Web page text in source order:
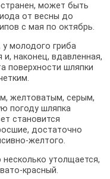
может быть
от весны до
с мая по октябрь.
молодого гриба
наконец, вдавленная,
поверхности шляпки
желтоватым, серым,
погоду шляпка
становится
достаточно
желтого.
утолщается,
красный.